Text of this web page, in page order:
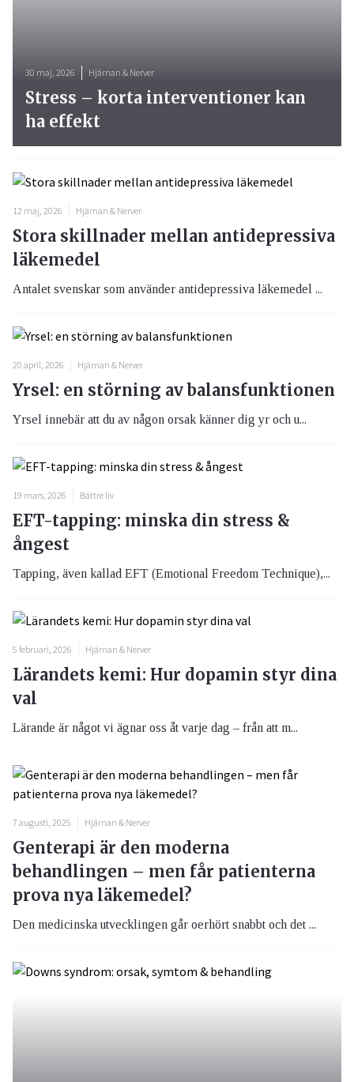
30 maj, 2026 Hjärnan & Nerver
Stress – korta interventioner kan
ha effekt
12 maj, 2026 Hjärnan & Nerver
Stora skillnader mellan antidepressiva
läkemedel
Antalet svenskar som använder antidepressiva läkemedel ...
20 april, 2026 Hjärnan & Nerver
Yrsel: en störning av balansfunktionen
Yrsel innebär att du av någon orsak känner dig yr och u...
19 mars, 2026 Bättre liv
EFT-tapping: minska din stress &
ångest
Tapping, även kallad EFT (Emotional Freedom Technique),...
5 februari, 2026 Hjärnan & Nerver
Lärandets kemi: Hur dopamin styr dina
val
Lärande är något vi ägnar oss åt varje dag – från att m...
7 augusti, 2025 Hjärnan & Nerver
Genterapi är den moderna
behandlingen – men får patienterna
prova nya läkemedel?
Den medicinska utvecklingen går oerhört snabbt och det ...